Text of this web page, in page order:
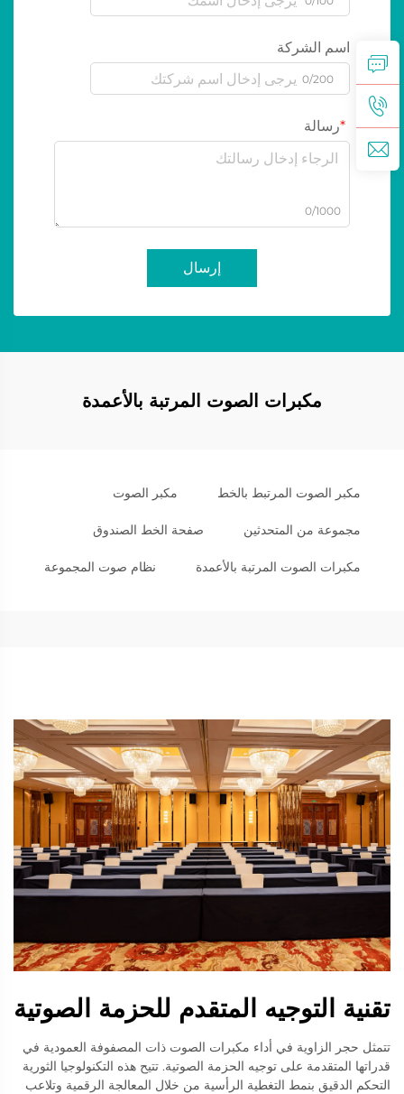
اسم الشركة
0/200
رسالة
0/1000
إرسال
مكبرات الصوت المرتبة بالأعمدة
مكبر الصوت المرتبط بالخط مكبر الصوت
مجموعة من المتحدثين صفحة الخط الصندوق
مكبرات الصوت المرتبة بالأعمدة نظام صوت المجموعة
تقنية التوجيه المتقدم للحزمة الصوتية
تتمثل حجر الزاوية في أداء مكبرات الصوت ذات المصفوفة العمودية في
قدراتها المتقدمة على توجيه الحزمة الصوتية. تتيح هذه التكنولوجيا الثورية
التحكم الدقيق بنمط التغطية الرأسية من خلال المعالجة الرقمية وتلاعب